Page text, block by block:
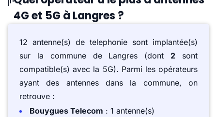
4G et 5G à Langres ?
12 antenne(s) de telephonie sont implantée(s)
sur la commune de Langres (dont 2 sont
compatible(s) avec la 5G). Parmi les opérateurs
ayant des antennes dans la commune, on
retrouve :
Bouygues Telecom : 1 antenne(s)